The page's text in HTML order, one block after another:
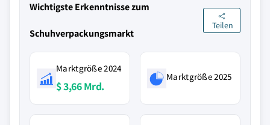
Wichtigste Erkenntnisse zum
Schuhverpackungsmarkt
Teilen
Marktgröße 2024
$ 3,66 Mrd.
Marktgröße 2025